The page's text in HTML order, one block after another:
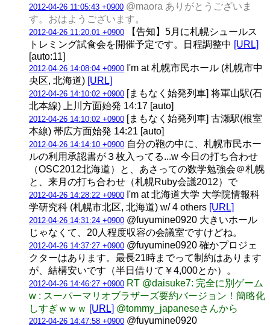
2012-04-26 11:05:43 +0900 @maora ありがとうございま
す。おはようございます。
2012-04-26 11:20:01 +0900 【告知】5月に札幌シュールス
トレミング試食会を開催予定です。日程調整中 [URL]
[auto:11]
2012-04-26 14:08:04 +0900 I'm at 札幌市民ホール (札幌市中
央区, 北海道) [URL]
2012-04-26 14:10:02 +0900 [まもなく始発列車] 将軍山駅(石
北本線) 上川方面始発 14:17 [auto]
2012-04-26 14:10:02 +0900 [まもなく始発列車] 古瀬駅(根室
本線) 帯広方面始発 14:21 [auto]
2012-04-26 14:14:10 +0900 自分の鞄の中に、札幌市民ホー
ルの利用承認書が３枚入ってる...w 今日の打ち合わせ
（OSC2012北海道）と、あさっての数学勉強会＠札幌
と、来月の打ち合わせ（札幌Ruby会議2012）で
2012-04-26 14:28:22 +0900 I'm at 北海道大学 大学院情報科
学研究科 (札幌市北区, 北海道) w/ 4 others [URL]
2012-04-26 14:31:24 +0900 @fuyumine0920 大きいホール
じゃなくて、20人程度収容の会議室ですけどね。
2012-04-26 14:37:27 +0900 @fuyumine0920 確かプロジェ
クターはあります。最長21時までって制約はあります
が、結構安いです（半日借りて￥4,000とか）。
2012-04-26 14:46:27 +0900 RT @daisuke7: 完全に別ゲーム
w : スーパーマリオブラザーズ要約バージョン！簡略化
しすぎｗｗｗ [URL] @tommy_japaneseさんから
2012-04-26 14:47:58 +0900 @fuyumine0920